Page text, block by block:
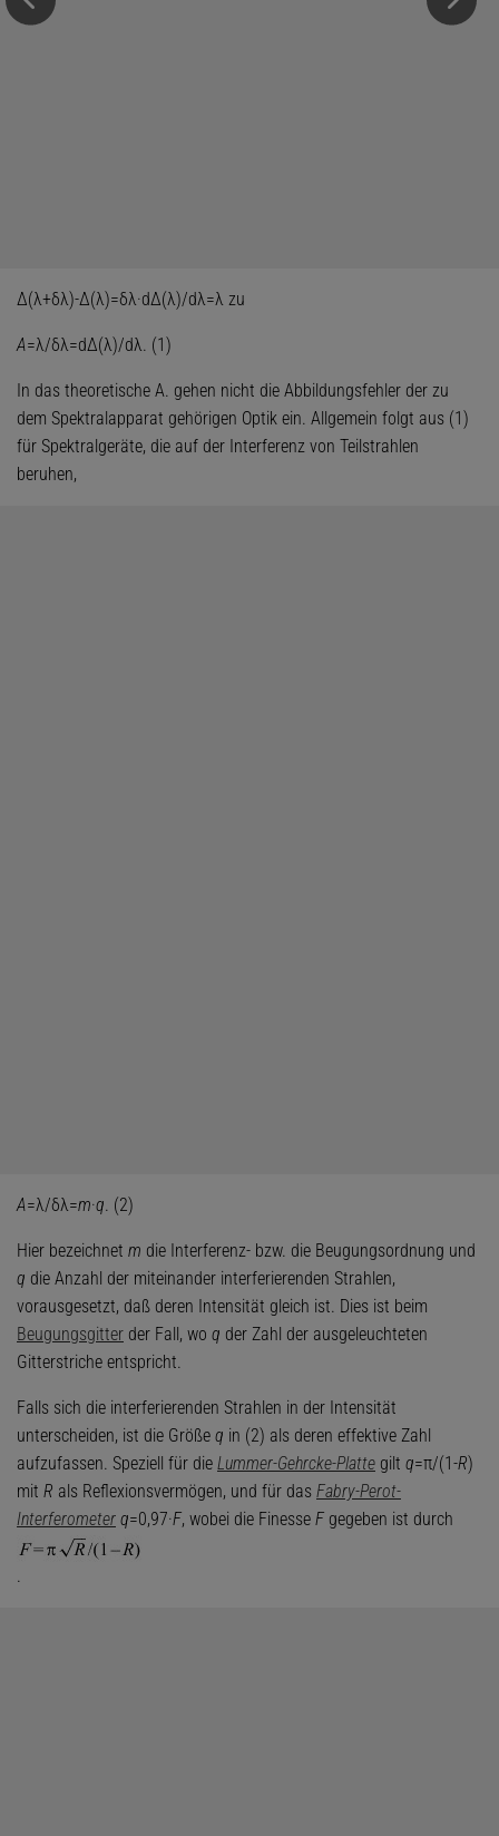
Δ(λ+δλ)-Δ(λ)=δλ·dΔ(λ)/dλ=λ zu
A=λ/δλ=dΔ(λ)/dλ. (1)
In das theoretische A. gehen nicht die Abbildungsfehler der zu
dem Spektralapparat gehörigen Optik ein. Allgemein folgt aus (1)
für Spektralgeräte, die auf der Interferenz von Teilstrahlen
beruhen,
A=λ/δλ=m·q. (2)
Hier bezeichnet m die Interferenz- bzw. die Beugungsordnung und
q die Anzahl der miteinander interferierenden Strahlen,
vorausgesetzt, daß deren Intensität gleich ist. Dies ist beim
Beugungsgitter der Fall, wo q der Zahl der ausgeleuchteten
Gitterstriche entspricht.
Falls sich die interferierenden Strahlen in der Intensität
unterscheiden, ist die Größe q in (2) als deren effektive Zahl
aufzufassen. Speziell für die Lummer-Gehrcke-Platte gilt q=π/(1-R)
mit R als Reflexionsvermögen, und für das Fabry-Perot-
Interferometer q=0,97·F, wobei die Finesse F gegeben ist durch